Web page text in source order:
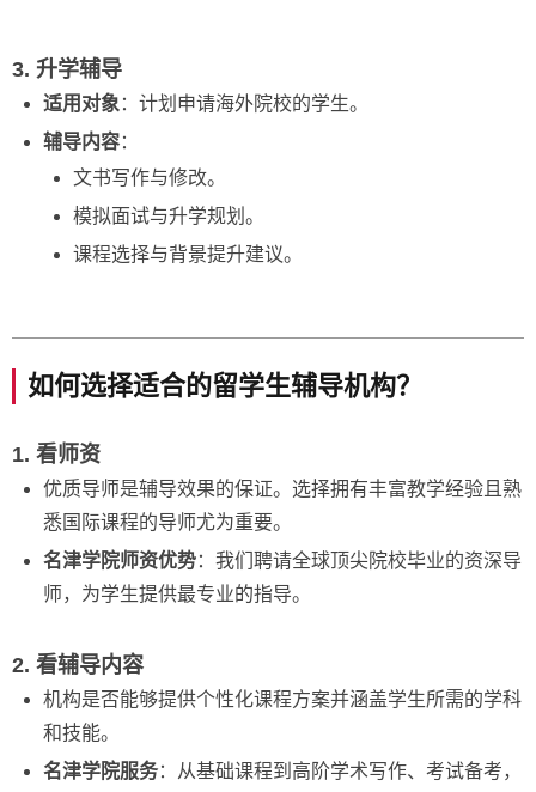
3. 升学辅导
适用对象 ：计划申请海外院校的学生。
辅导内容：
文书写作与修改。
模拟面试与升学规划。
课程选择与背景提升建议。
如何选择适合的留学生辅导机构？
1. 看师资
优质导师是辅导效果的保证。选择拥有丰富教学经验且熟
悉国际课程的导师尤为重要。
名津学院师资优势：我们聘请全球顶尖院校毕业的资深导
师，为学生提供最专业的指导。
2. 看辅导内容
机构是否能够提供个性化课程方案并涵盖学生所需的学科
和技能。
名津学院服务：从基础课程到高阶学术写作、考试备考，